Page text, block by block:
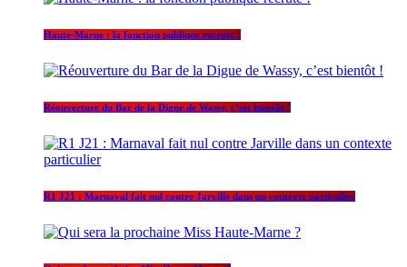
Haute-Marne : la fonction publique recrute !
Réouverture du Bar de la Digue de Wassy, c’est bientôt !
R1 J21 : Marnaval fait nul contre Jarville dans un contexte particulier